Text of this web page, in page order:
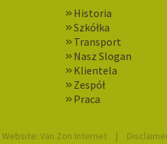
Historia
Szkółka
Transport
Nasz Slogan
Klientela
Zespół
Praca
Website: Van Zon Internet |